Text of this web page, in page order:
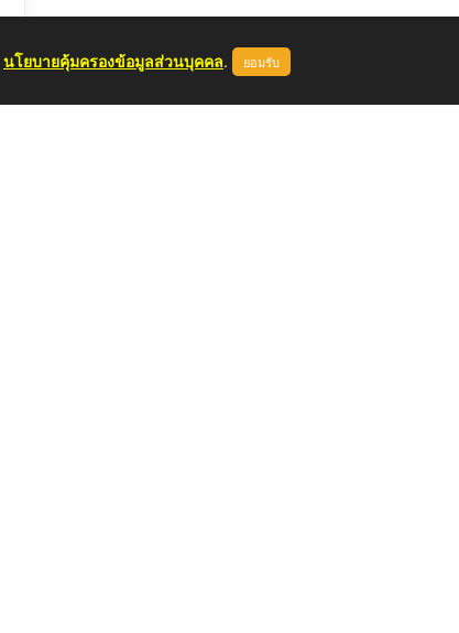
นโยบายคุ้มครองข้อมูลส่วนบุคคล. ยอมรับ